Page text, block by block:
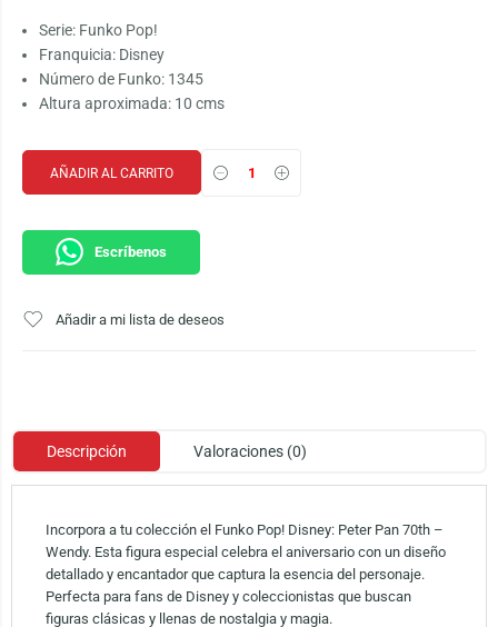
Serie: Funko Pop!
Franquicia: Disney
Número de Funko: 1345
Altura aproximada: 10 cms
AÑADIR AL CARRITO
Escríbenos
Añadir a mi lista de deseos
Descripción Valoraciones (0)
Incorpora a tu colección el Funko Pop! Disney: Peter Pan 70th –
Wendy. Esta figura especial celebra el aniversario con un diseño
detallado y encantador que captura la esencia del personaje.
Perfecta para fans de Disney y coleccionistas que buscan
figuras clásicas y llenas de nostalgia y magia.